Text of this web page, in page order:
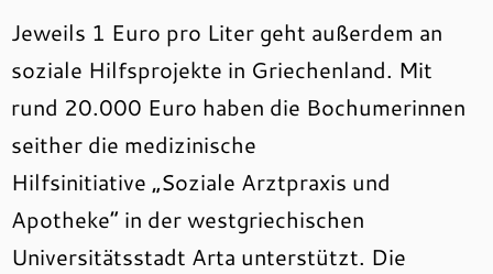
Jeweils 1 Euro pro Liter geht außerdem an
soziale Hilfsprojekte in Griechenland. Mit
rund 20.000 Euro haben die Bochumerinnen
seither die medizinische
Hilfsinitiative „Soziale Arztpraxis und
Apotheke“ in der westgriechischen
Universitätsstadt Arta unterstützt. Die